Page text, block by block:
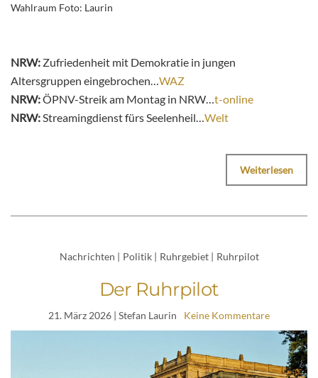
Wahlraum Foto: Laurin
NRW: Zufriedenheit mit Demokratie in jungen
Altersgruppen eingebrochen… WAZ
NRW:ÖPNV-Streik am Montag in NRW… t-online
NRW: Streamingdienst fürs Seelenheil… Welt
Weiterlesen
Nachrichten | Politik | Ruhrgebiet | Ruhrpilot
Der Ruhrpilot
21. März 2026 | Stefan Laurin Keine Kommentare